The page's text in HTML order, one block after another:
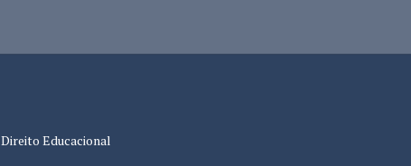
Direito Educacional